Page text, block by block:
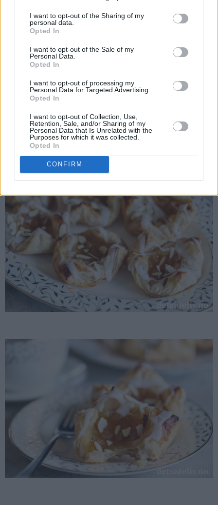
I want to opt-out of the Sharing of my
personal data.
Opted In
I want to opt-out of the Sale of my
Personal Data.
Opted In
I want to opt-out of processing my
Personal Data for Targeted Advertising.
Opted In
I want to opt-out of Collection, Use,
Retention, Sale, and/or Sharing of my
Personal Data that Is Unrelated with the
Purposes for which it was collected.
Opted In
CONFIRM
kaken. Under steking vil hjørnene løfte seg opp og
synliggjøre fyllet.
mye trykking på deigen fører til at wienerbrødene hever seg
ujevnt under steking. - Men de smaker nydelig uansett!
Wienerbrødene smaker best samme dag.
Kos deg!